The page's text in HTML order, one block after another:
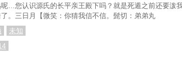
…您认识源氏的长平亲王殿下吗？就是死遁之前还要
。三日月【微笑：你猜我信不信。髭切：弟弟丸
未知